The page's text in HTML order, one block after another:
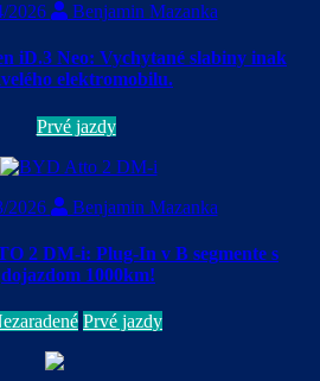
2026 Benjamin Mazanka
iD.3 Neo: Vychytané slabiny inak
elektromobilu.
Prvé jazdy
2026 Benjamin Mazanka
2 DM-i: Plug-In v B segmente s
dojazdom 1000km!
Prvé jazdy